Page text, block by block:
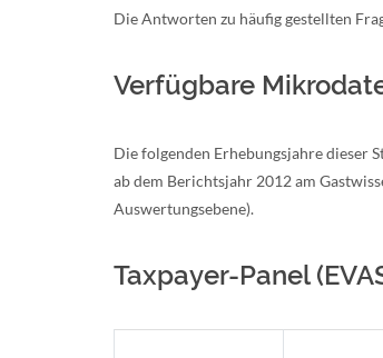
Die Antworten zu häufig gestellten
Verfügbare
Die folgenden Erhebungsjahre dieser
ab dem Berichtsjahr 2012 am
Auswertungsebene).
Taxpayer-Panel